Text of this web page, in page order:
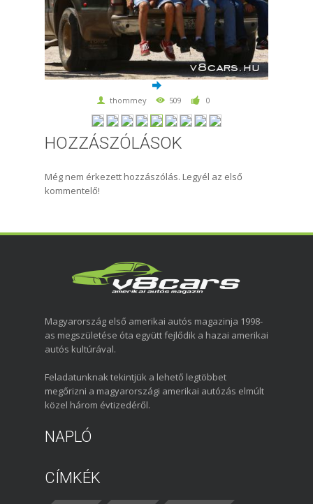
thommey 509 0
HOZZÁSZÓLÁSOK
Még nem érkezett hozzászólás. Legyél az első
kommentelő!
Magyarország első amerikai autós magazinja 1998-
as megszületése óta együtt fejlődik a hazai amerikai
autós kultúrával.
Feladatunknak tekintjük a lehető legtöbbet
megőrizni a magyarországi amerikai autózás elmúlt
közel három évtizedéről.
NAPLÓ
CÍMKÉK